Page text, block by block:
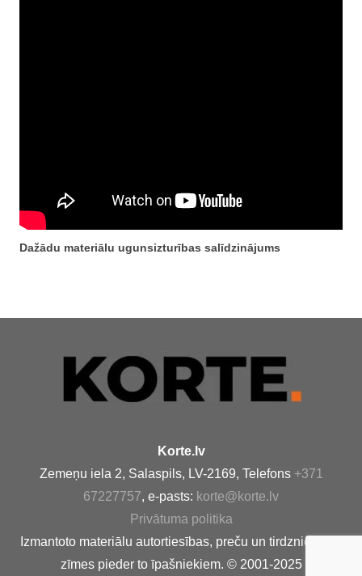
Dažādu materiālu ugunsizturības salīdzinājums
Korte.lv
Zemeņu iela 2, Salaspils, LV-2169, Telefons +371
67227757, e-pasts: korte@korte.lv
Privātuma politika
Izmantoto materiālu autortiesības, preču un tirdzniecības
zīmes pieder to īpašniekiem. © 2001-2025